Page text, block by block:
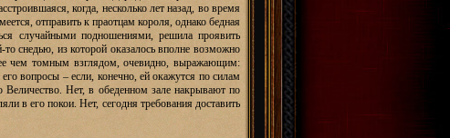
когда, несколько лет назад, во время
отправить к праотцам короля, однако бедная
случайными подношениями, решила проявить
снедью, из которой оказалось вполне возможно
чем томным взглядом, очевидно, выражающим:
вопросы – если, конечно, ей окажутся по силам
Нет, в обеденном зале накрывают по
в его покои. Нет, сегодня требования доставить